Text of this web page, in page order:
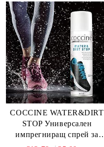
COCCINE WATER&DIRT
STOP Универсален
импрегниращ спрей за
сникърси 400 ml, Безцветен